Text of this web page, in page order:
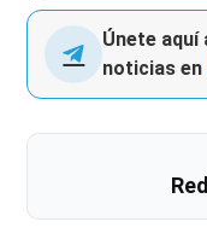
Únete aquí
noticias en